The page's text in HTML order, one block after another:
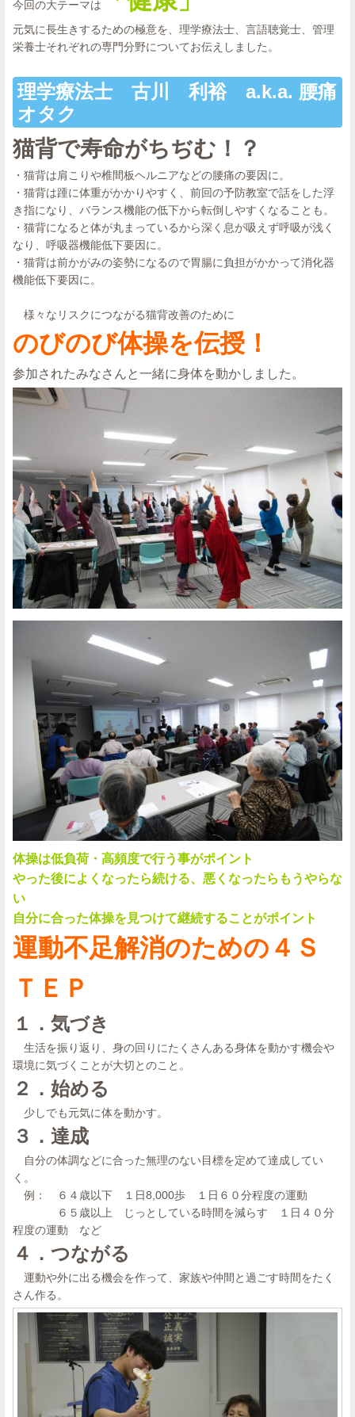
今回の大テーマは
元気に長生きするための極意を、理学療法士、言語聴覚士、管理
栄養士それぞれの専門分野についてお伝えしました。
理学療法士 古川 利裕 a.k.a. 腰痛
オタク
猫背で寿命がちぢむ！？
・猫背は肩こりや椎間板ヘルニアなどの腰痛の要因に。
・猫背は踵に体重がかかりやすく、前回の予防教室で話をした浮
き指になり、バランス機能の低下から転倒しやすくなることも。
・猫背になると体が丸まっているから深く息が吸えず呼吸が浅く
なり、呼吸器機能低下要因に。
・猫背は前かがみの姿勢になるので胃腸に負担がかかって消化器
機能低下要因に。
様々なリスクにつながる猫背改善のために
のびのび体操を伝授！
参加されたみなさんと一緒に身体を動かしました。
体操は低負荷・高頻度で行う事がポイント
やった後によくなったら続ける、悪くなったらもうやらな
い
自分に合った体操を見つけて継続することがポイント
運動不足解消のための４Ｓ
ＴＥＰ
１．気づき
生活を振り返り、身の回りにたくさんある身体を動かす機会や
環境に気づくことが大切とのこと。
２．始める
少しでも元気に体を動かす。
３．達成
自分の体調などに合った無理のない目標を定めて達成してい
く。
例： ６４歳以下 １日8,000歩 １日６０分程度の運動
６５歳以上 じっとしている時間を減らす １日４０分
程度の運動 など
４．つながる
運動や外に出る機会を作って、家族や仲間と過ごす時間をたく
さん作る。